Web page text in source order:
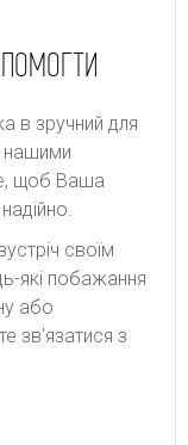
в зручний для
нашими
щоб Ваша
своїм
які побажання
або
зв'язатися з